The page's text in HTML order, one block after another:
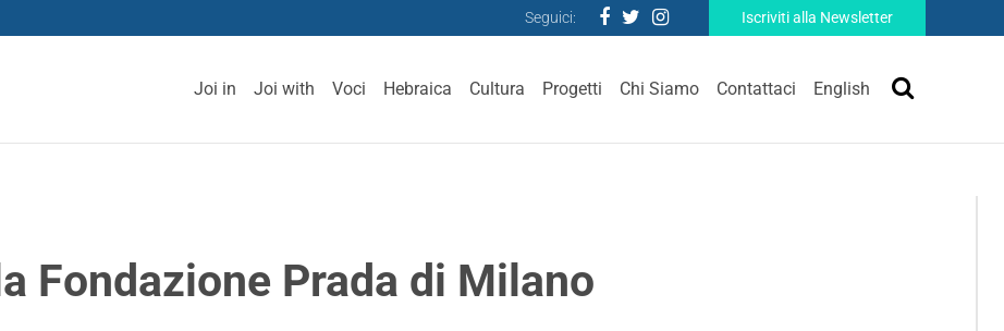
Seguici: Iscriviti alla Newsletter
Joi in Joi with Voci Hebraica Cultura Progetti Chi Siamo Contattaci English
Fondazione Prada di Milano